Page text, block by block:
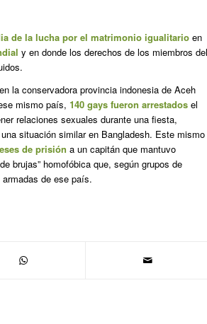
de la lucha por el matrimonio igualitario en
y en donde los derechos de los miembros del
en la conservadora provincia indonesia de Aceh
mismo país, 140 gays fueron arrestados el
relaciones sexuales durante una fiesta,
situación similar en Bangladesh. Este mismo
de prisión a un capitán que mantuvo
brujas” homofóbica que, según grupos de
de ese país.